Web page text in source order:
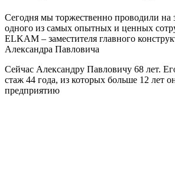
Сегодня мы торжественно проводили на
одного из самых опытных и ценных
ELKAM – заместителя главного
Александра Павловича
Сейчас Александру Павловичу 68 лет.
стаж 44 года, из которых больше 12 лет
предприятию